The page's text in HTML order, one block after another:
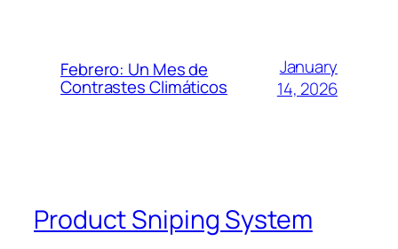
Febrero: Un Mes de
Contrastes Climáticos
January
14, 2026
Product Sniping System